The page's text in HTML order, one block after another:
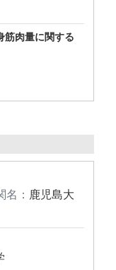
筋肉量に関する
名： 鹿児島大